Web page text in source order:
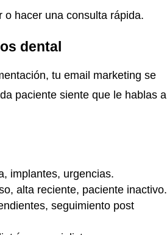
o hacer una consulta rápida.
dental
tu email marketing se
paciente siente que le hablas a
implantes, urgencias.
alta reciente, paciente inactivo.
seguimiento post